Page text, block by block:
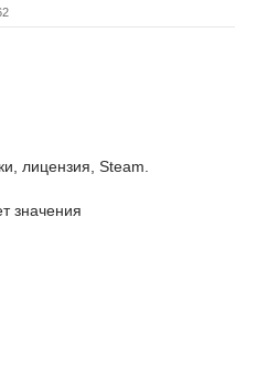
лицензия, Steam.
значения